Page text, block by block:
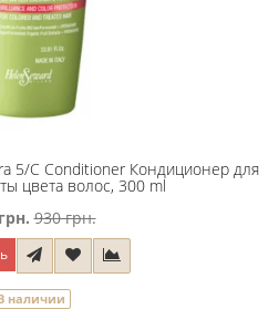
5/C Conditioner Кондиционер для
цвета волос, 300 ml
930 грн.
наличии